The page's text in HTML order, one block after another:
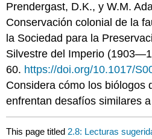
Prendergast, D.K., y W.M.
Conservación colonial de la
la Sociedad para la
Silvestre del Imperio
60. https://doi.org/10.1017/
Considera cómo los biólogos
enfrentan desafíos similares
This page titled 2.8: Lecturas